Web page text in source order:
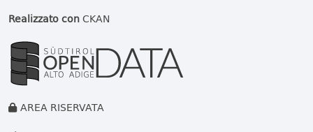
Realizzato conCKAN
AREA RISERVATA